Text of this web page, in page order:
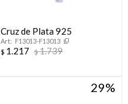
Cruz de Plata 925
F13013-F13013
$ 1.217 $1.739
29